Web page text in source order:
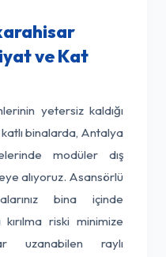
ve Kat
yetersiz kaldığı
binalarda, Antalya
modüler dış
alıyoruz. Asansörlü
bina içinde
riski minimize
raylı